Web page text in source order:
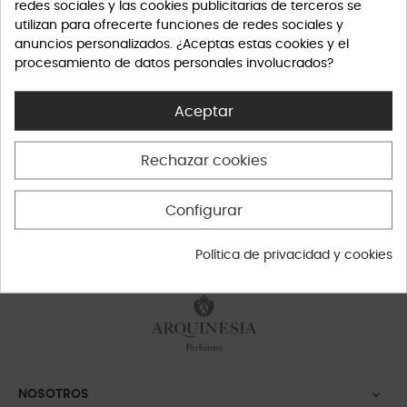
NOSOTROS 
redes sociales y las cookies publicitarias de terceros se
utilizan para ofrecerte funciones de redes sociales y
anuncios personalizados. ¿Aceptas estas cookies y el
procesamiento de datos personales involucrados?
Aceptar
Rechazar cookies
Configurar
Política de privacidad y cookies